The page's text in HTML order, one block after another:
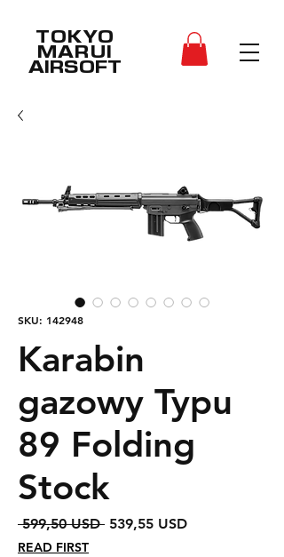
TOKYO
MARUI
AIRSOFT
SKU: 142948
Karabin
gazowy Typu
89 Folding
Stock
599,50 USD Regularna
539,55 USDCena
READ FIRST